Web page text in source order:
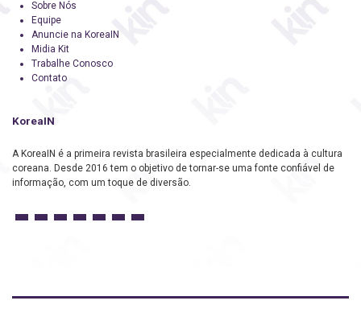
Sobre Nós
Equipe
Anuncie na KoreaIN
Midia Kit
Trabalhe Conosco
Contato
KoreaIN
A KoreaIN é a primeira revista brasileira especialmente dedicada à cultura
coreana. Desde 2016 tem o objetivo de tornar-se uma fonte confiável de
informação, com um toque de diversão.